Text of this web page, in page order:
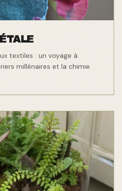
textiles : un voyage à
millénaires et la chimie